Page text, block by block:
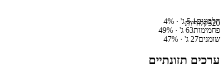
520קלוריותחלבונים5.1ג' · 4%
פחמימות63 ג' · 49%
שומנים27 ג' · 47%
ערכים תזונתיים